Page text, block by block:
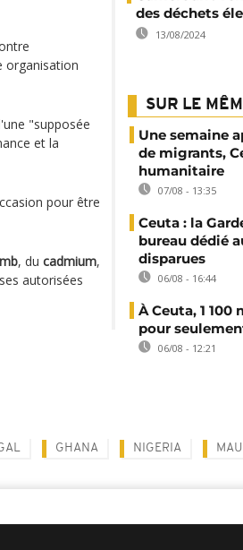
organisation
"supposée
et la
pour être
, du cadmium,
autorisées
des déchets
13/08/2024
SUR LE
Une semaine
de migrants,
humanitaire
07/08 - 13:35
Ceuta : la
bureau dédié
disparues
06/08 - 16:44
À Ceuta, 1
pour
06/08 - 12:21
GHANA NIGERIA